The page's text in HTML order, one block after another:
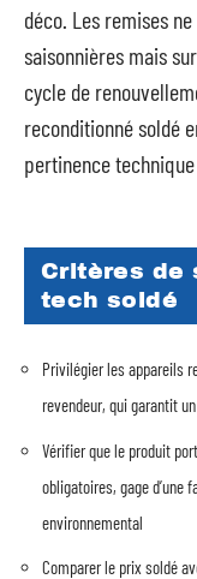
déco. Les remises
saisonnières mais
cycle de
reconditionné soldé
pertinence
Critères de
tech soldé
Privilégier les appareils
revendeur, qui garantit
Vérifier que le produit
obligatoires, gage d’une
environnemental
Comparer le prix soldé